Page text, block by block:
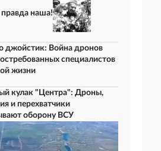
в
«Четыре козыря»:
отблагодарить
КНДР
правда наша!
джойстик: Война дронов
специалистов
жизни
кулак "Центра": Дроны,
и перехватчики
оборону ВСУ